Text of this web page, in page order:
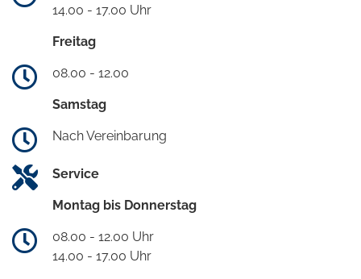
14.00 - 17.00 Uhr
Freitag
08.00 - 12.00
Samstag
Nach Vereinbarung
Service
Montag bis Donnerstag
08.00 - 12.00 Uhr
14.00 - 17.00 Uhr